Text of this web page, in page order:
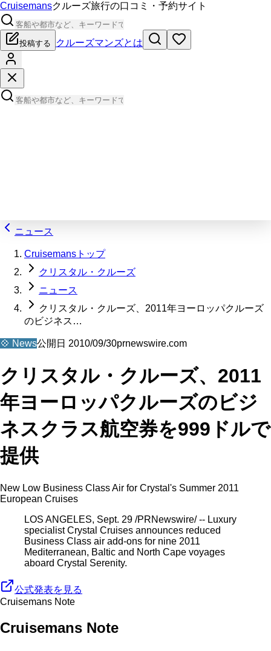
Cruisemansクルーズ旅行の口コミ・予約サイト
投稿する クルーズマンズとは
ニュース
Cruisemansトップ
クリスタル・クルーズ
ニュース
クリスタル・クルーズ、2011年ヨーロッパクルーズ
のビジネス…
💠 News公開日 2010/09/30prnewswire.com
クリスタル・クルーズ、2011
年ヨーロッパクルーズのビジ
ネスクラス航空券を999ドルで
提供
New Low Business Class Air for Crystal's Summer 2011
European Cruises
LOS ANGELES, Sept. 29 /PRNewswire/ -- Luxury
specialist Crystal Cruises announces reduced
Business Class air add-ons for nine 2011
Mediterranean, Baltic and North Cape voyages
aboard Crystal Serenity.
公式発表を見る
Cruisemans Note
Cruisemans Note